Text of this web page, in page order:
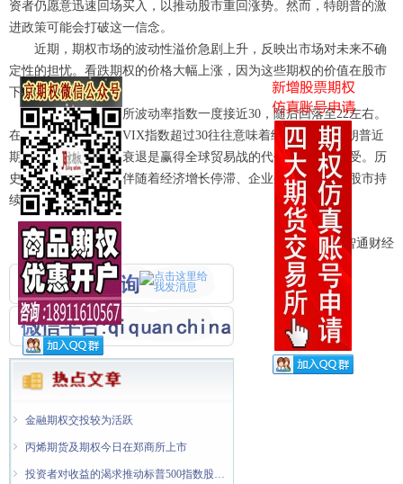
资者仍愿意迅速回场买入，以推动股市重回涨势。然而，特朗普的激
进政策可能会打破这一信念。
近期，期权市场的波动性溢价急剧上升，反映出市场对未来不确
定性的担忧。看跌期权的价格大幅上涨，因为这些期权的价值在股市
下跌时会增加。
芝加哥期权交易所波动率指数一度接近30，随后回落至22左右。
在市场普遍认知中，VIX指数超过30往往意味着经济衰退。特朗普近
期曾暗示，如果经济衰退是赢得全球贸易战的代价，他愿意接受。历
史上，经济衰退通常伴随着经济增长停滞、企业盈利下降以及股市持
续走低。
来源：智通财经
金融期权隐含波动率处于低位
ꁇ 金融期权交投较为活跃
ꁇ 丙烯期货及期权今日在郑商所上市
ꁇ